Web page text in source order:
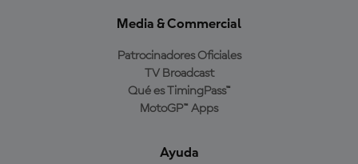
Media & Commercial
Patrocinadores Oficiales
TV Broadcast
Qué es TimingPass™
MotoGP™ Apps
Ayuda